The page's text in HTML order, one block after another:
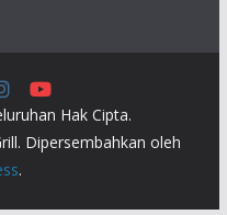
Hak Cipta.
Dipersembahkan oleh
.